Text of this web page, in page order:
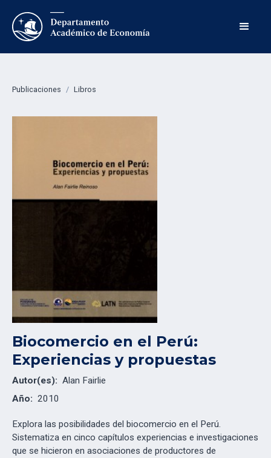
Publicaciones / Libros
Biocomercio en el Perú:
Experiencias y propuestas
Autor(es): Alan Fairlie
Año: 2010
Explora las posibilidades del biocomercio en el Perú.
Sistematiza en cinco capítulos experiencias e investigaciones
que se hicieron en asociaciones de productores de